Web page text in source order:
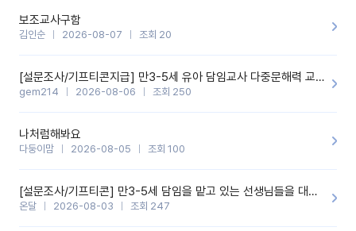
보조교사구함
김인순 2026-08-07 조회 20
[설문조사/기프티콘지급] 만3-5세 유아 담임교사 다중문해력 교육 증진을 위한 설문조사
gem214 2026-08-06 조회 250
나처럼해봐요
다둥이맘 2026-08-05 조회 100
[설문조사/기프티콘] 만3-5세 담임을 맡고 있는 선생님들을 대상으로 설문조사를 합니다!
온달 2026-08-03 조회 247